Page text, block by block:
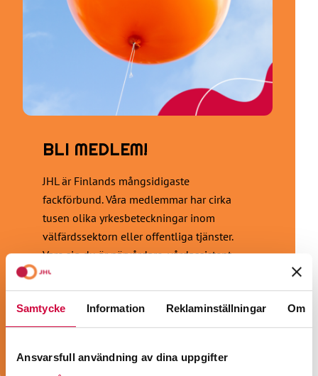
Samtycke Information Reklaminställningar Om
Ansvarsfull användning av dina uppgifter
BLI MEDLEM!
JHL är Finlands mångsidigaste
fackförbund. Våra medlemmar har cirka
tusen olika yrkesbeteckningar inom
välfärdssektorn eller offentliga tjänster.
Vare sig du är närvårdare, vårdassistent,
social- och hälsovårdsproffs, pedagog,
barnskötare, städare, kosthållsarbetare,
sekreterare, väktare eller konduktör är vi
fackförbundet för dig!
Bli medlem!